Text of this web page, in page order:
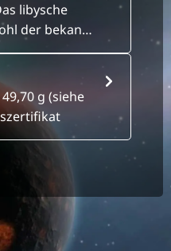
libysche
der bekan…
g (siehe